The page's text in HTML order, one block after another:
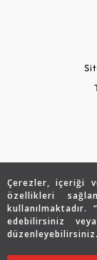
Çerezler, içeriği
özellikleri
edebilirsiniz
düzenleyebilirsiniz.